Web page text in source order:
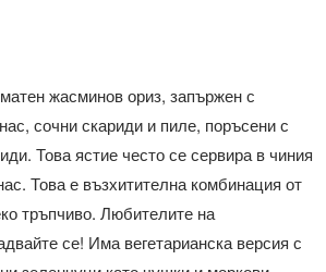
жасминов ориз, запържен с
сочни скариди и пиле, поръсени с
Това ястие често се сервира в чиния
Това е възхитителна комбинация от
тръпчиво. Любителите на
се! Има вегетарианска версия с